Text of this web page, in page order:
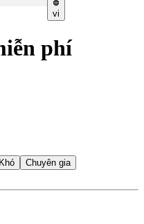
vi
phí
Khó Chuyên gia